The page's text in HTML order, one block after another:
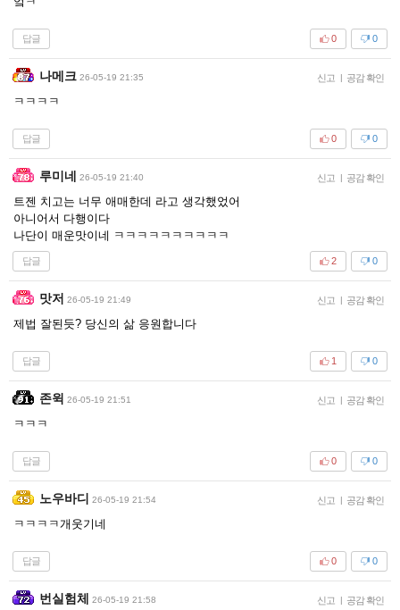
답글 0
0
나메크 26-05-19 21:35 신고 | 공감 확인
ㅋㅋㅋㅋ
답글 0
0
루미네 26-05-19 21:40 신고 | 공감 확인
트젠 치고는 너무 애매한데 라고 생각했었어
아니어서 다행이다
나단이 매운맛이네 ㅋㅋㅋㅋㅋㅋㅋㅋㅋㅋ
답글 0
2
맛저 26-05-19 21:49 신고 | 공감 확인
제법 잘된듯? 당신의 삶 응원합니다
답글 0
1
존윅 26-05-19 21:51 신고 | 공감 확인
ㅋㅋㅋ
답글 0
0
노우바디 26-05-19 21:54 신고 | 공감 확인
ㅋㅋㅋㅋ개웃기네
답글 0
0
번실험체 26-05-19 21:58 신고 | 공감 확인